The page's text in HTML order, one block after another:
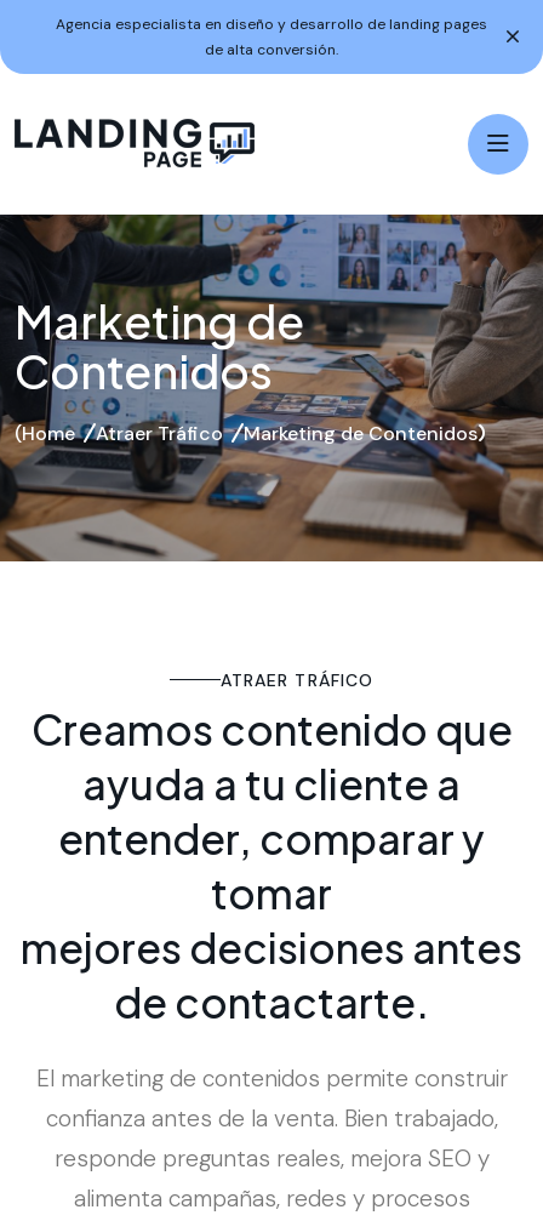
Agencia especialista en diseño y desarrollo de landing pages
de alta conversión.
Marketing de
Contenidos
Home Atraer Tráfico Marketing de Contenidos
ATRAER TRÁFICO
Creamos contenido que
ayuda a tu cliente a
entender, comparary
tomar
mejores decisiones antes
de contactarte.
El marketing de contenidos permite construir
confianza antes de la venta. Bien trabajado,
responde preguntas reales, mejora SEO y
alimenta campañas, redes y procesos